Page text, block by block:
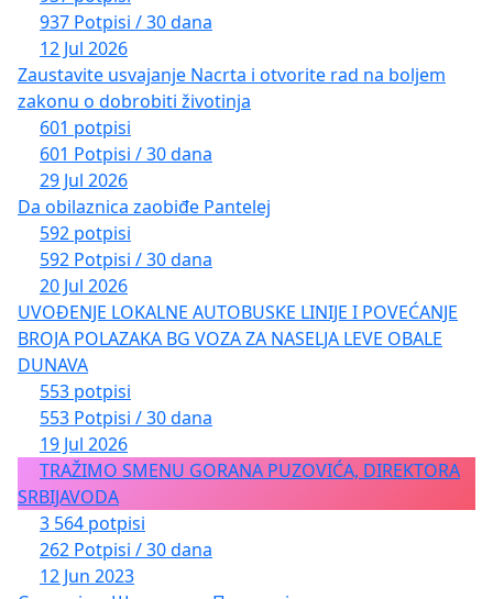
937 Potpisi / 30 dana
12 Jul 2026
Zaustavite usvajanje Nacrta i otvorite rad na boljem
zakonu o dobrobiti životinja
601 potpisi
601 Potpisi / 30 dana
29 Jul 2026
Da obilaznica zaobiđe Pantelej
592 potpisi
592 Potpisi / 30 dana
20 Jul 2026
UVOĐENJE LOKALNE AUTOBUSKE LINIJE I POVEĆANJE
BROJA POLAZAKA BG VOZA ZA NASELJA LEVE OBALE
DUNAVA
553 potpisi
553 Potpisi / 30 dana
19 Jul 2026
TRAŽIMO SMENU GORANA PUZOVIĆA, DIREKTORA
SRBIJAVODA
3 564 potpisi
262 Potpisi / 30 dana
12 Jun 2023